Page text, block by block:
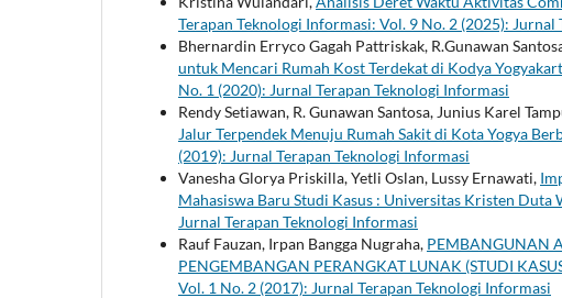
Terapan Teknologi Informasi: Vol. 9 No. 2 (2025):
Bhernardin Erryco Gagah Pattriskak, R.Gunawan
untuk Mencari Rumah Kost Terdekat di Kodya
No. 1 (2020): Jurnal Terapan Teknologi Informasi
Rendy Setiawan, R. Gunawan Santosa, Junius Karel
Jalur Terpendek Menuju Rumah Sakit di Kota Yogya
(2019): Jurnal Terapan Teknologi Informasi
Vanesha Glorya Priskilla, Yetli Oslan, Lussy Ernawati,
Mahasiswa Baru Studi Kasus : Universitas Kristen Duta
Jurnal Terapan Teknologi Informasi
Rauf Fauzan, Irpan Bangga Nugraha, PEMBANGUNAN
PENGEMBANGAN PERANGKAT LUNAK (STUDI
Vol. 1 No. 2 (2017): Jurnal Terapan Teknologi Informasi